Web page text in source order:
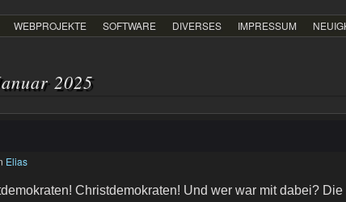
WEBPROJEKTE SOFTWARE DIVERSES IMPRESSUM
2025
Elias
Christdemokraten! Und wer war mit dabei? Die